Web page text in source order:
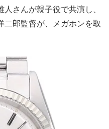
さんが親子役で共演し、
二郎監督が、メガホンを取